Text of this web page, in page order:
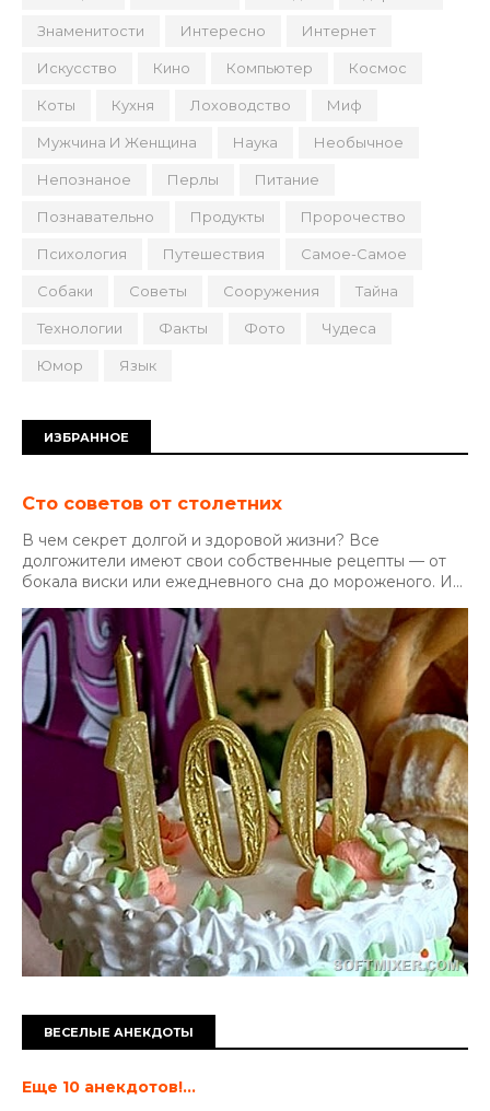
Знаменитости Интересно Интернет
Искусство Кино Компьютер Космос
Коты Кухня Лоховодство Миф
Мужчина И Женщина Наука Необычное
Непознаное Перлы Питание
Познавательно Продукты Пророчество
Психология Путешествия Самое-Самое
Собаки Советы Сооружения Тайна
Технологии Факты Фото Чудеса
Юмор Язык
ИЗБРАННОЕ
Сто советов от столетних
В чем секрет долгой и здоровой жизни? Все
долгожители имеют свои собственные рецепты — от
бокала виски или ежедневного сна до мороженого. И...
ВЕСЕЛЫЕ АНЕКДОТЫ
Еще 10 анекдотов!...